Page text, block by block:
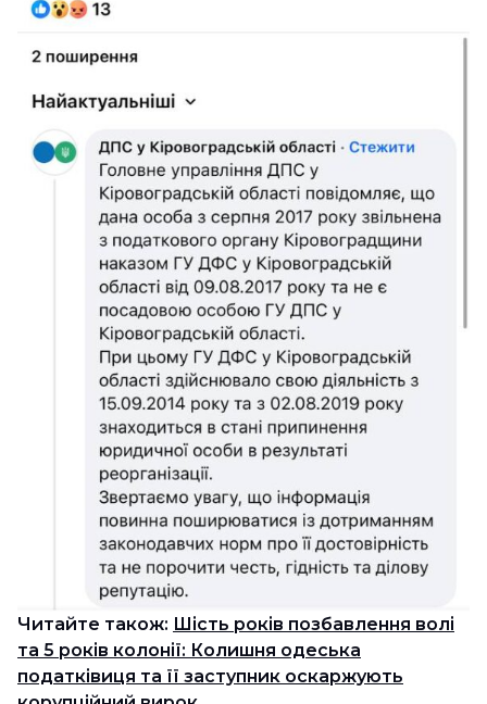
Читайте також: Шість років позбавлення волі
та 5 років колонії: Колишня одеська
податківиця та її заступник оскаржують